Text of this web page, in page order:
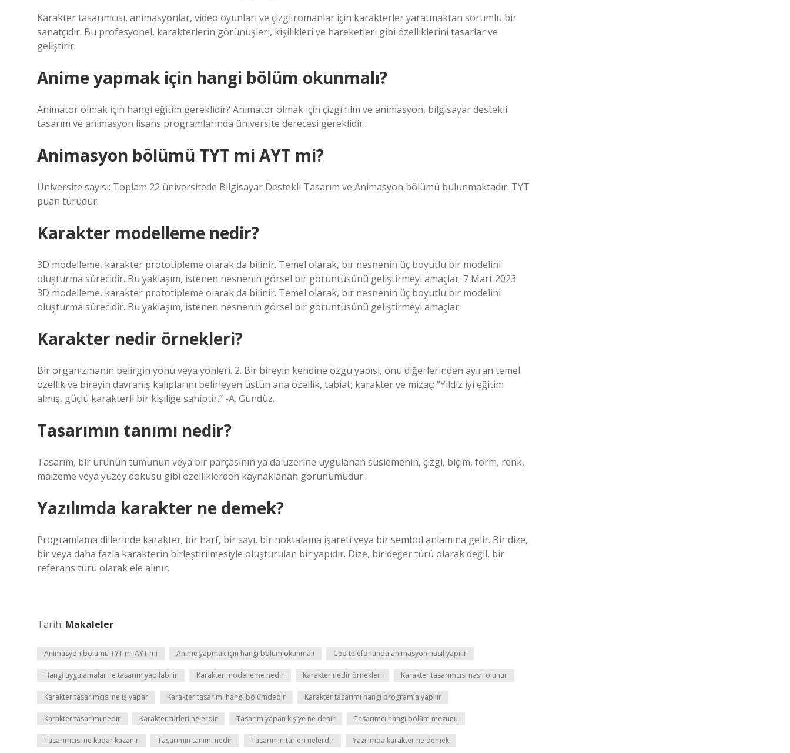
Karakter tasarımcısı, animasyonlar, video oyunları ve çizgi romanlar için karakterler yaratmaktan sorumlu bir
sanatçıdır. Bu profesyonel, karakterlerin görünüşleri, kişilikleri ve hareketleri gibi özelliklerini tasarlar ve
geliştirir.
Anime yapmak için hangi bölüm okunmalı?
Animatör olmak için hangi eğitim gereklidir? Animatör olmak için çizgi film ve animasyon, bilgisayar destekli
tasarım ve animasyon lisans programlarında üniversite derecesi gereklidir.
Animasyon bölümü TYT mi AYT mi?
Üniversite sayısı: Toplam 22 üniversitede Bilgisayar Destekli Tasarım ve Animasyon bölümü bulunmaktadır. TYT
puan türüdür.
Karakter modelleme nedir?
3D modelleme, karakter prototipleme olarak da bilinir. Temel olarak, bir nesnenin üç boyutlu bir modelini
oluşturma sürecidir. Bu yaklaşım, istenen nesnenin görsel bir görüntüsünü geliştirmeyi amaçlar. 7 Mart 2023
3D modelleme, karakter prototipleme olarak da bilinir. Temel olarak, bir nesnenin üç boyutlu bir modelini
oluşturma sürecidir. Bu yaklaşım, istenen nesnenin görsel bir görüntüsünü geliştirmeyi amaçlar.
Karakter nedir örnekleri?
Bir organizmanın belirgin yönü veya yönleri. 2. Bir bireyin kendine özgü yapısı, onu diğerlerinden ayıran temel
özellik ve bireyin davranış kalıplarını belirleyen üstün ana özellik, tabiat, karakter ve mizaç: “Yıldız iyi eğitim
almış, güçlü karakterli bir kişiliğe sahiptir.” -A. Gündüz.
Tasarımın tanımı nedir?
Tasarım, bir ürünün tümünün veya bir parçasının ya da üzerine uygulanan süslemenin, çizgi, biçim, form, renk,
malzeme veya yüzey dokusu gibi özelliklerden kaynaklanan görünümüdür.
Yazılımda karakter ne demek?
Programlama dillerinde karakter; bir harf, bir sayı, bir noktalama işareti veya bir sembol anlamına gelir. Bir dize,
bir veya daha fazla karakterin birleştirilmesiyle oluşturulan bir yapıdır. Dize, bir değer türü olarak değil, bir
referans türü olarak ele alınır.
Tarih: Makaleler
Animasyon bölümü TYT mi AYT mi Anime yapmak için hangi bölüm okunmalı Cep telefonunda animasyon nasıl yapılır
Hangi uygulamalar ile tasarım yapılabilir Karakter modelleme nedir Karakter nedir örnekleri Karakter tasarımcısı nasıl olunur
Karakter tasarımcısı ne iş yapar Karakter tasarımı hangi bölümdedir Karakter tasarımı hangi programla yapılır
Karakter tasarımı nedir Karakter türleri nelerdir Tasarım yapan kişiye ne denir Tasarımcı hangi bölüm mezunu
Tasarımcısı ne kadar kazanır Tasarımın tanımı nedir Tasarımın türleri nelerdir Yazılımda karakter ne demek